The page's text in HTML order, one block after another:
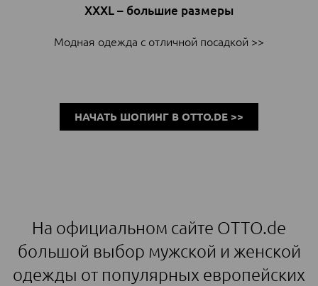
XXXL – большие размеры
Модная одежда с отличной посадкой >>
НАЧАТЬ ШОПИНГ В OTTO.DE >>
На официальном сайте OTTO.de
большой выбор мужской и женской
одежды от популярных европейских